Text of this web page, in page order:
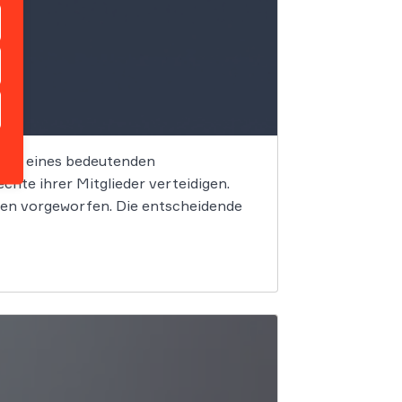
eines bedeutenden
ihrer Mitglieder verteidigen.
vorgeworfen. Die entscheidende